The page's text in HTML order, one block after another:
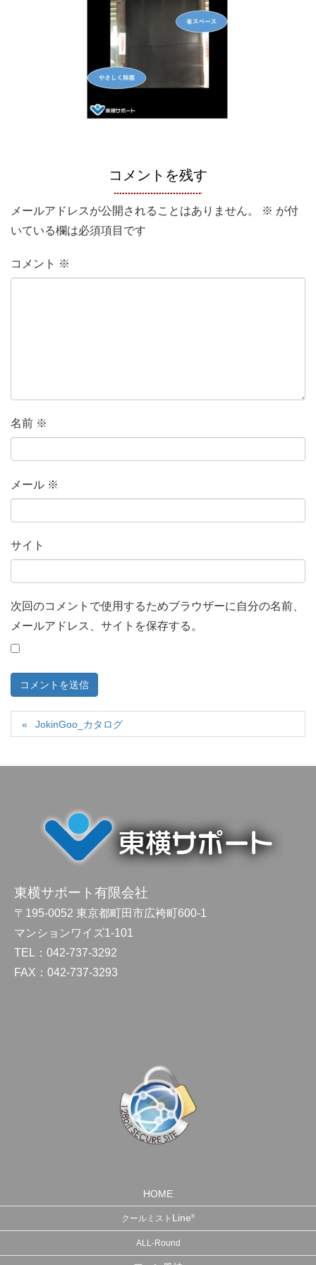
コメントを残す
メールアドレスが公開されることはありません。 ※ が付
いている欄は必須項目です
コメント ※
名前 ※
メール ※
サイト
次回のコメントで使用するためブラウザーに自分の名前、
メールアドレス、サイトを保存する。
JokinGoo_カタログ
東横サポート有限会社
〒195-0052 東京都町田市広袴町600-1
マンションワイズ1-101
TEL：042-737-3292
FAX：042-737-3293
HOME
クールミスト Line®
ALL-Round